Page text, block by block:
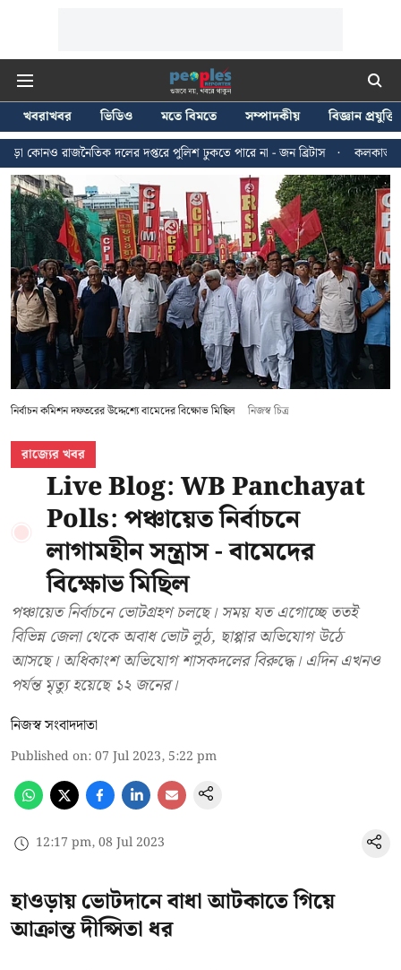
খবরাখবর ভিডিও মতে বিমতে সম্পাদকীয়
বিজ্ঞান প্রযুক্তি
দলের দপ্তরে পুলিশ ঢুকতে পারে না - জন ব্রিটাস
কলকাতায় ২৪ জুলাইয়ের
নির্বাচন কমিশন দফতরের উদ্দেশ্যে বামেদের বিক্ষোভ মিছিল নিজস্ব চিত্র
রাজ্যের খবর
Live Blog: WB Panchayat
Polls: পঞ্চায়েত নির্বাচনে
লাগামহীন সন্ত্রাস - বামেদের
বিক্ষোভ মিছিল
পঞ্চায়েত নির্বাচনে ভোটগ্রহণ চলছে। সময় যত এগোচ্ছে ততই
বিভিন্ন জেলা থেকে অবাধ ভোট লুঠ, ছাপ্পার অভিযোগ উঠে
আসছে। অধিকাংশ অভিযোগ শাসকদলের বিরুদ্ধে। এদিন এখনও
পর্যন্ত মৃত্যু হয়েছে ১২ জনের।
নিজস্ব সংবাদদাতা
Published on:07 Jul 2023, 5:22 pm
12:17 pm, 08 Jul 2023
হাওড়ায় ভোটদানে বাধা আটকাতে গিয়ে
আক্রান্ত দীপ্সিতা ধর